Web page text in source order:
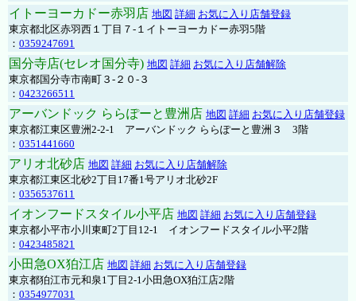
イトーヨーカドー赤羽店 地図 詳細 お気に入り店舗登録
東京都北区赤羽西１丁目７-１イトーヨーカドー赤羽5階
： 0359247691
国分寺店(セレオ国分寺) 地図 詳細 お気に入り店舗解除
東京都国分寺市南町３-２０-３
： 0423266511
アーバンドック ららぽーと豊洲店 地図 詳細 お気に入り店舗登録
東京都江東区豊洲2-2-1 アーバンドック ららぽーと豊洲３ 3階
： 0351441660
アリオ北砂店 地図 詳細 お気に入り店舗解除
東京都江東区北砂2丁目17番1号アリオ北砂2F
： 0356537611
イオンフードスタイル小平店 地図 詳細 お気に入り店舗登録
東京都小平市小川東町2丁目12-1 イオンフードスタイル小平2階
： 0423485821
小田急OX狛江店 地図 詳細 お気に入り店舗登録
東京都狛江市元和泉1丁目2-1小田急OX狛江店2階
： 0354977031